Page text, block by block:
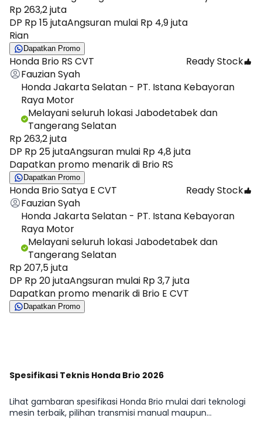
Rp 263,2 juta
DP Rp 15 jutaAngsuran mulai Rp 4,9 juta
Rian
Dapatkan Promo
Honda Brio RS CVT
Ready Stock
Fauzian Syah
Honda Jakarta Selatan - PT. Istana Kebayoran
Raya Motor
Melayani seluruh lokasi Jabodetabek dan
Tangerang Selatan
Rp 263,2 juta
DP Rp 25 jutaAngsuran mulai Rp 4,8 juta
Dapatkan promo menarik di Brio RS
Dapatkan Promo
Honda Brio Satya E CVT
Ready Stock
Fauzian Syah
Honda Jakarta Selatan - PT. Istana Kebayoran
Raya Motor
Melayani seluruh lokasi Jabodetabek dan
Tangerang Selatan
Rp 207,5 juta
DP Rp 20 jutaAngsuran mulai Rp 3,7 juta
Dapatkan promo menarik di Brio E CVT
Dapatkan Promo
Spesifikasi Teknis Honda Brio 2026
Lihat gambaran spesifikasi Honda Brio mulai dari teknologi
mesin terbaik, pilihan transmisi manual maupun